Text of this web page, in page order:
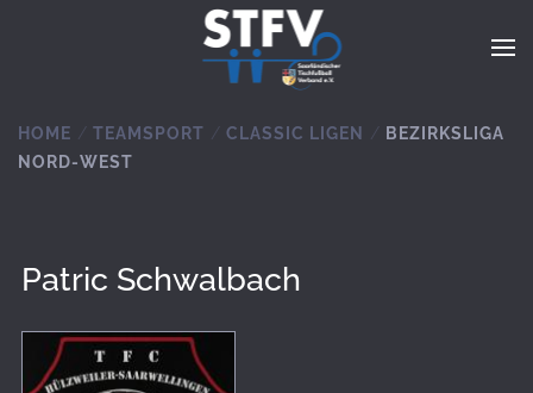
Zum Hauptinhalt springen
HOME TEAMSPORT CLASSIC LIGEN
BEZIRKSLIGA
NORD-WEST
Patric Schwalbach